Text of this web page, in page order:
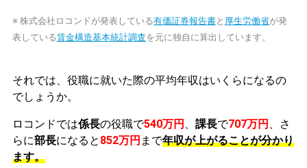
※ 株式会社ロコンドが発表している有価証券報告書と 厚生労働省が発
表している賃金構造基本統計調査を元に独自に算出しています。
それでは、役職に就いた際の平均年収はいくらになるの
でしょうか。
ロコンドでは係長の役職で540万円 課長で707万円
、さ
らに部長になると 852万円 まで年収が上がることが分かり
ます。